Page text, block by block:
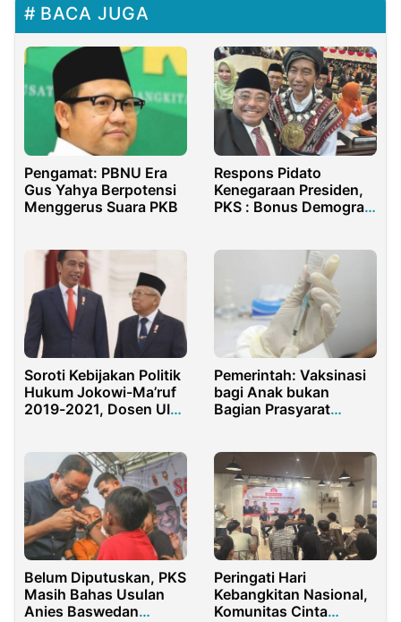
BACA JUGA
Pengamat: PBNU Era
Gus Yahya Berpotensi
Menggerus Suara PKB
Respons Pidato
Kenegaraan Presiden,
PKS : Bonus Demografi
Soroti Kebijakan Politik
Hukum Jokowi-Ma’ruf
2019-2021, Dosen UIN
Pemerintah: Vaksinasi
bagi Anak bukan
Bagian Prasyarat
Belum Diputuskan, PKS
Masih Bahas Usulan
Anies Baswedan
Peringati Hari
Kebangkitan Nasional,
Komunitas Cinta